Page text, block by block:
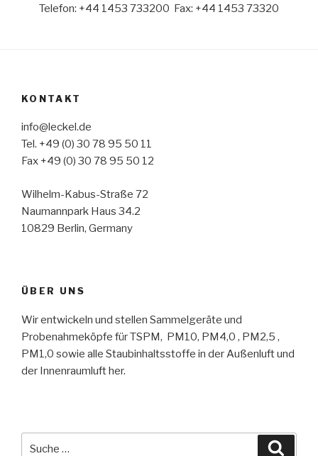
Telefon: +44 1453 733200 Fax: +44 1453 73320
KONTAKT
info@leckel.de
Tel. +49 (0) 30 78 95 50 11
Fax +49 (0) 30 78 95 50 12
Wilhelm-Kabus-Straße 72
Naumannpark Haus 34.2
10829 Berlin, Germany
ÜBER UNS
Wir entwickeln und stellen Sammelgeräte und
Probenahmeköpfe für TSPM, PM10, PM4,0 , PM2,5 ,
PM1,0 sowie alle Staubinhaltsstoffe in der Außenluft und
der Innenraumluft her.